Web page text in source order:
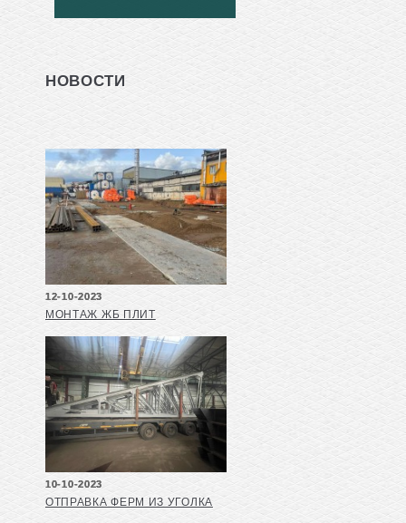
НОВОСТИ
12-10-2023
МОНТАЖ ЖБ ПЛИТ
10-10-2023
ОТПРАВКА ФЕРМ ИЗ УГОЛКА